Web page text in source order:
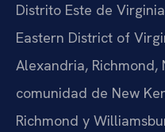
Distrito Este de
Eastern District of
Alexandria, Richmond,
comunidad de New
Richmond y